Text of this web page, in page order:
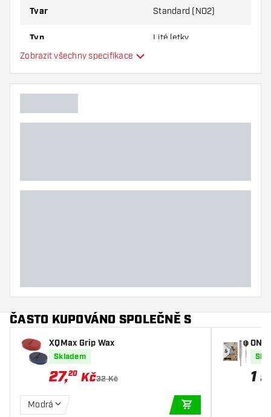
letky, abyste zjistili, která varianta vám
Tvar Standard (NO2)
Typ Lité letky
Hlavní barva
Zobrazit všechny specifikace
ČASTO KUPOVÁNO SPOLEČNĚ S
XQMax Grip Wax
Skladem
27,20 Kč32 Kč
Modrá
1